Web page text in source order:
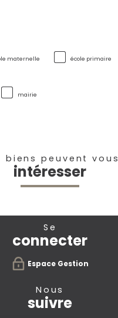
maternelle école primaire
mairie
biens peuvent vous
intéresser
se
connecter
Espace Gestion
nous
suivre